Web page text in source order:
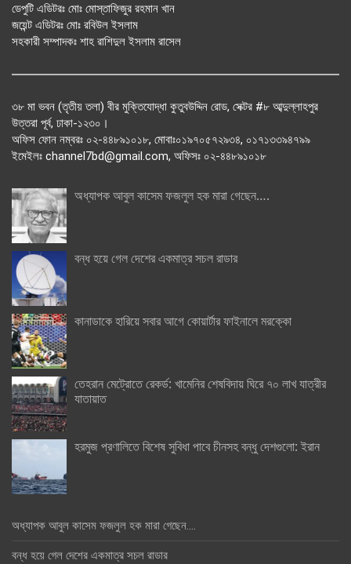
ডেপুটি এডিটরঃ মোঃ মোস্তাফিজুর রহমান খান
জয়েন্ট এডিটরঃ মোঃ রবিউল ইসলাম
সহকারী সম্পাদকঃ শাহ রাশিদুল ইসলাম রাসেল
৩৮ মা ভবন (তৃতীয় তলা) বীর মুক্তিযোদ্ধা কুতুবউদ্দিন রোড, সেক্টর #৮ আব্দুল্লাহপুর
উত্তরা পূর্ব, ঢাকা-১২৩০।
অফিস ফোন নম্বরঃ ০২-৪৪৮৯১০১৮, মোবাঃ০১৯৭০৫৭২৯৩৪, ০১৭১৩৩৯৪৭৯৯
ইমেইলঃ channel7bd@gmail.com, অফিসঃ ০২-৪৪৮৯১০১৮
অধ্যাপক আবুল কাসেম ফজলুল হক মারা গেছেন….
বন্ধ হয়ে গেল দেশের একমাত্র সচল রাডার
কানাডাকে হারিয়ে সবার আগে কোয়ার্টার ফাইনালে মরক্কো
তেহরান মেট্রোতে রেকর্ড: খামেনির শেষবিদায় ঘিরে ৭০ লাখ যাত্রীর
যাতায়াত
হরমুজ প্রণালিতে বিশেষ সুবিধা পাবে চীনসহ বন্ধু দেশগুলো: ইরান
অধ্যাপক আবুল কাসেম ফজলুল হক মারা গেছেন….
বন্ধ হয়ে গেল দেশের একমাত্র সচল রাডার